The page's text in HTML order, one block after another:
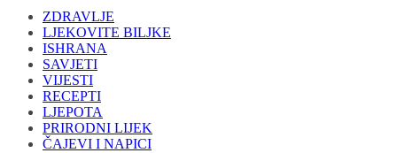
ZDRAVLJE
LJEKOVITE BILJKE
ISHRANA
SAVJETI
VIJESTI
RECEPTI
LJEPOTA
PRIRODNI LIJEK
ČAJEVI I NAPICI